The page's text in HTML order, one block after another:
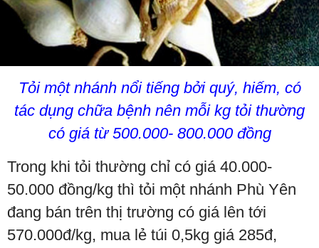
Tỏi một nhánh nổi tiếng bởi quý, hiếm, có
tác dụng chữa bệnh nên mỗi kg tỏi thường
có giá từ 500.000- 800.000 đồng
Trong khi tỏi thường chỉ có giá 40.000-
50.000 đồng/kg thì tỏi một nhánh Phù Yên
đang bán trên thị trường có giá lên tới
570.000đ/kg, mua lẻ túi 0,5kg giá 285đ,